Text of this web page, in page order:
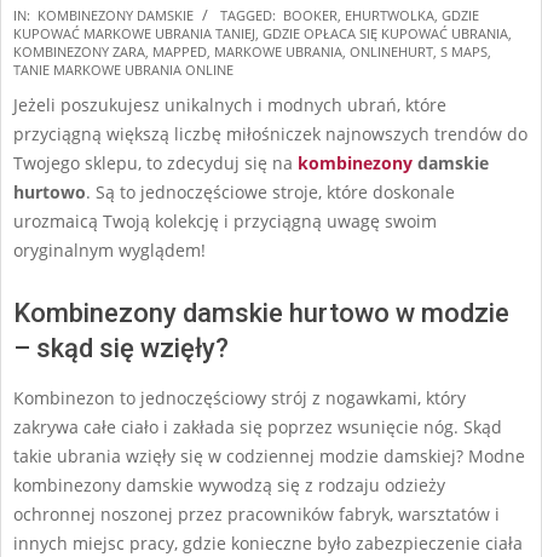
2025-
01-
20
IN: KOMBINEZONY DAMSKIE TAGGED: BOOKER, EHURTWOLKA, GDZIE
KUPOWAĆ MARKOWE UBRANIA TANIEJ, GDZIE OPŁACA SIĘ KUPOWAĆ UBRANIA,
KOMBINEZONY ZARA, MAPPED, MARKOWE UBRANIA, ONLINEHURT, S MAPS,
TANIE MARKOWE UBRANIA ONLINE
Jeżeli poszukujesz unikalnych i modnych ubrań, które
przyciągną większą liczbę miłośniczek najnowszych trendów do
Twojego sklepu, to zdecyduj się na kombinezony damskie
hurtowo. Są to jednoczęściowe stroje, które doskonale
urozmaicą Twoją kolekcję i przyciągną uwagę swoim
oryginalnym wyglądem!
Kombinezony damskie hurtowo w modzie
– skąd się wzięły?
Kombinezon to jednoczęściowy strój z nogawkami, który
zakrywa całe ciało i zakłada się poprzez wsunięcie nóg. Skąd
takie ubrania wzięły się w codziennej modzie damskiej? Modne
kombinezony damskie wywodzą się z rodzaju odzieży
ochronnej noszonej przez pracowników fabryk, warsztatów i
innych miejsc pracy, gdzie konieczne było zabezpieczenie ciała